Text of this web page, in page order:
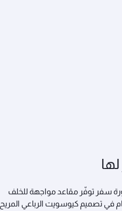
سفر توفّر مقاعد مواجهة للخلف
في تصميم كيوسويت الرباعي المريح